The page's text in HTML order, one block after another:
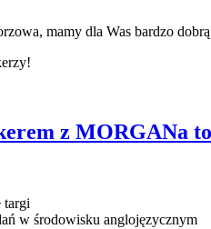
mamy dla Was bardzo
z MORGANa
targi
w środowisku anglojęzycznym